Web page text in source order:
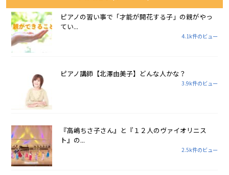
ピアノの習い事で「才能が開花する子」の親がやっ
てい...
4.1k件のビュー
ピアノ講師【北澤由美子】どんな人かな？
3.9k件のビュー
『高嶋ちさ子さん』と『１２人のヴァイオリニス
ト』の...
2.5k件のビュー